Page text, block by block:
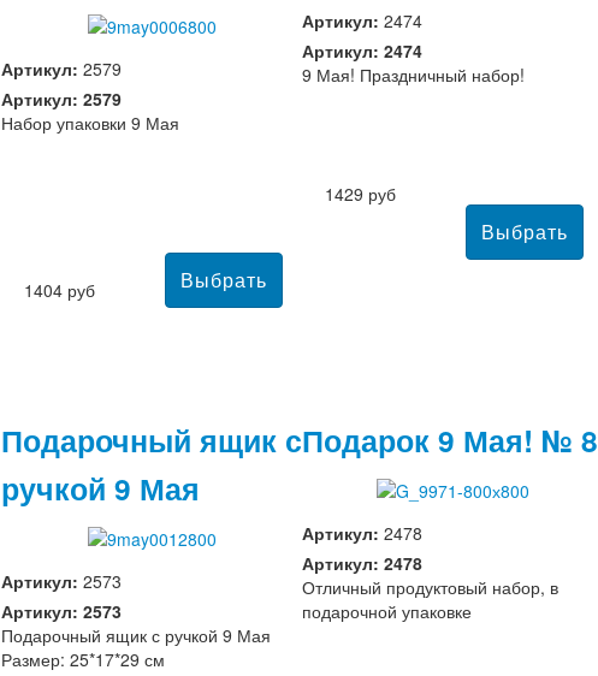
1404 руб
Артикул: 2579
Артикул: 2579
Набор упаковки 9 Мая
1429 руб
Артикул: 2474
Артикул: 2474
9 Мая! Праздничный набор!
Подарочный ящик с
ручкой 9 Мая
Артикул: 2573
Артикул: 2573
Подарочный ящик с ручкой 9 Мая
Размер: 25*17*29 см
Подарок 9 Мая! № 8
Артикул: 2478
Артикул: 2478
Отличный продуктовый набор, в
подарочной упаковке